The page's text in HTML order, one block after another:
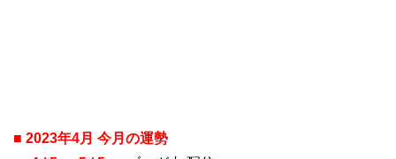
■ 2023年4月 今月の運勢